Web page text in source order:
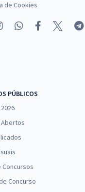
de Cookies
PÚBLICOS
Concursos
Concurso